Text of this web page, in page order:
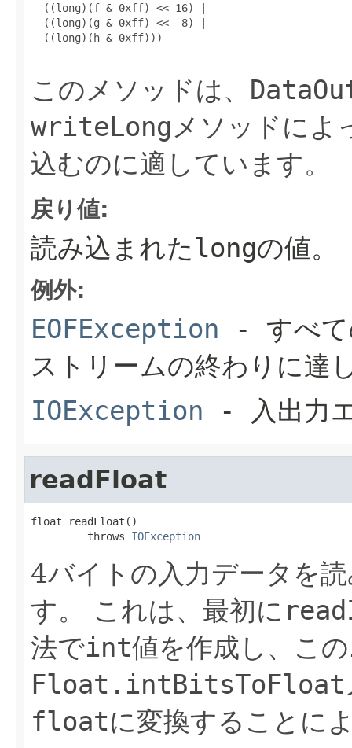
  ((long)(f & 0xff) << 16) |
  ((long)(g & 0xff) <<  8) |
  ((long)(h & 0xff)))
このメソッドは、
writeLong メソッドによ
込むのに適しています。
戻り値:
読み込まれたlongの値。
例外:
EOFException - すべて
ストリームの終わりに達
IOException - 入出力
readFloat
float readFloat()
         throws
IOException
4バイトの入力データを
す。
これは、最初に
法でint値を作成し、この
Float.intBitsToFloat
floatに変換することに